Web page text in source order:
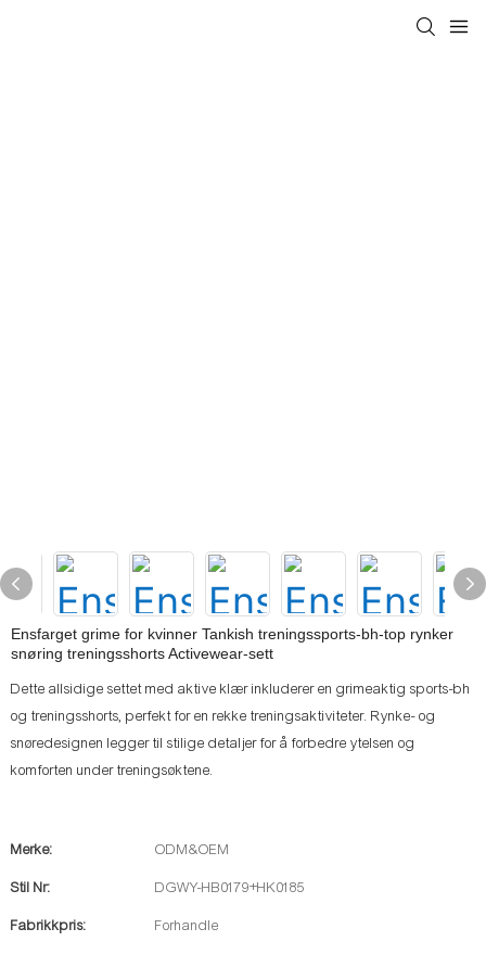
Ensfarget grime for kvinner Tankish treningssports-bh-top rynker
snøring treningsshorts Activewear-sett
Dette allsidige settet med aktive klær inkluderer en grimeaktig sports-bh
og treningsshorts, perfekt for en rekke treningsaktiviteter. Rynke- og
snøredesignen legger til stilige detaljer for å forbedre ytelsen og
komforten under treningsøktene.
Merke: ODM&OEM
Stil Nr: DGWY-HB0179+HK0185
Fabrikkpris: Forhandle